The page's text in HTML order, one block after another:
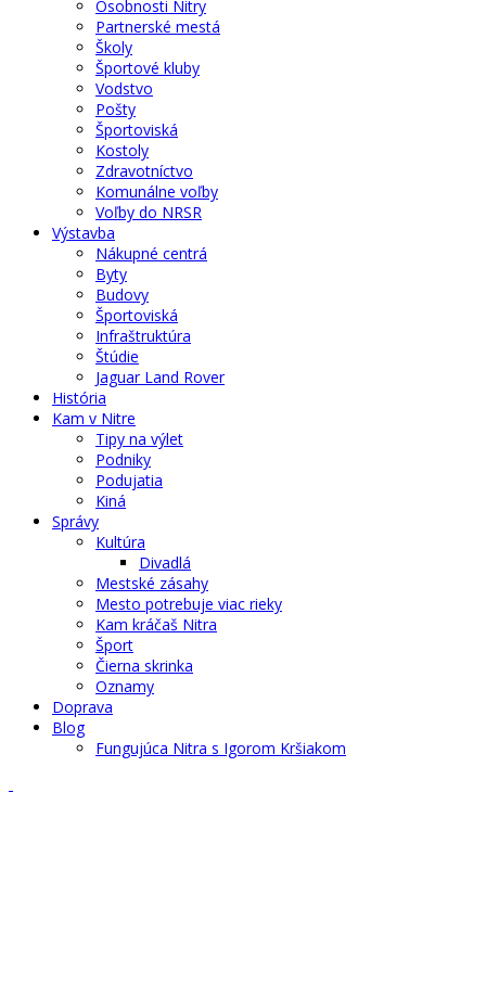
Osobnosti Nitry
Partnerské mestá
Školy
Športové kluby
Vodstvo
Pošty
Športoviská
Kostoly
Zdravotníctvo
Komunálne voľby
Voľby do NRSR
Výstavba
Nákupné centrá
Byty
Budovy
Športoviská
Infraštruktúra
Štúdie
Jaguar Land Rover
História
Kam v Nitre
Tipy na výlet
Podniky
Podujatia
Kiná
Správy
Kultúra
Divadlá
Mestské zásahy
Mesto potrebuje viac rieky
Kam kráčaš Nitra
Šport
Čierna skrinka
Oznamy
Doprava
Blog
Fungujúca Nitra s Igorom Kršiakom